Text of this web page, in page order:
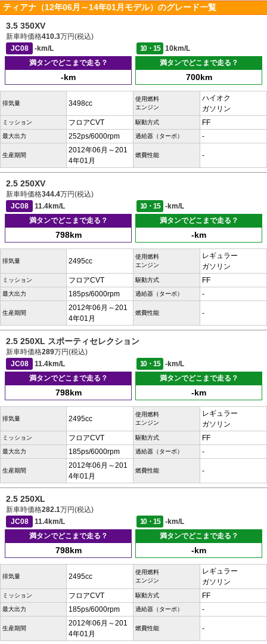
ティアナ（12年06月～14年01月モデル）のグレード一覧
3.5 350XV
新車時価格410.3万円(税込)
JC08
-km/L 10・15
10km/L
満タンでどこまで走る？
-km
満タンでどこまで走る？
700km
排気量 3498cc
使用燃料
エンジン
ハイオク
ガソリン
ミッション フロアCVT 駆動方式 FF
最大出力 252ps/6000rpm 過給器（ターボ） -
生産期間
2012年06月～201
4年01月
燃費性能 -
2.5 250XV
新車時価格344.4万円(税込)
JC08
11.4km/L 10・15
-km/L
満タンでどこまで走る？
798km
満タンでどこまで走る？
-km
排気量 2495cc
使用燃料
エンジン
レギュラー
ガソリン
ミッション フロアCVT 駆動方式 FF
最大出力 185ps/6000rpm 過給器（ターボ） -
生産期間
2012年06月～201
4年01月
燃費性能 -
2.5 250XL スポーティセレクション
新車時価格289万円(税込)
JC08
11.4km/L 10・15
-km/L
満タンでどこまで走る？
798km
満タンでどこまで走る？
-km
排気量 2495cc
使用燃料
エンジン
レギュラー
ガソリン
ミッション フロアCVT 駆動方式 FF
最大出力 185ps/6000rpm 過給器（ターボ） -
生産期間
2012年06月～201
4年01月
燃費性能 -
2.5 250XL
新車時価格282.1万円(税込)
JC08
11.4km/L 10・15
-km/L
満タンでどこまで走る？
798km
満タンでどこまで走る？
-km
排気量 2495cc
使用燃料
エンジン
レギュラー
ガソリン
ミッション フロアCVT 駆動方式 FF
最大出力 185ps/6000rpm 過給器（ターボ） -
生産期間
2012年06月～201
4年01月
燃費性能 -